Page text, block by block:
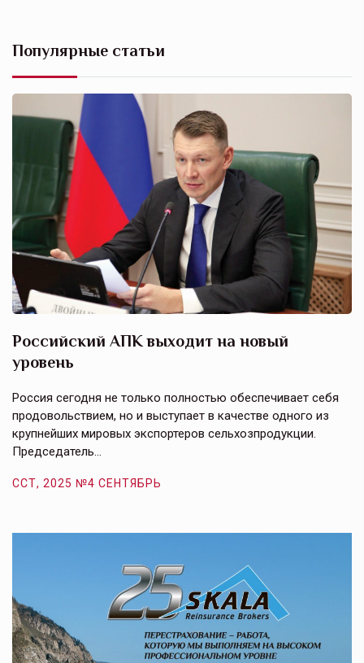
Популярные статьи
Российский АПК выходит на новый
уровень
Россия сегодня не только полностью обеспечивает себя
продовольствием, но и выступает в качестве одного из
крупнейших мировых экспортеров сельхозпродукции.
Председатель…
ССТ, 2025 №4 СЕНТЯБРЬ